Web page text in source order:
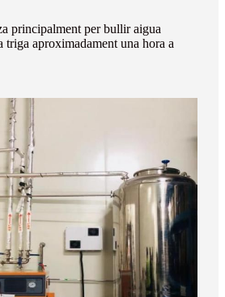
principalment per bullir aigua
triga aproximadament una hora a